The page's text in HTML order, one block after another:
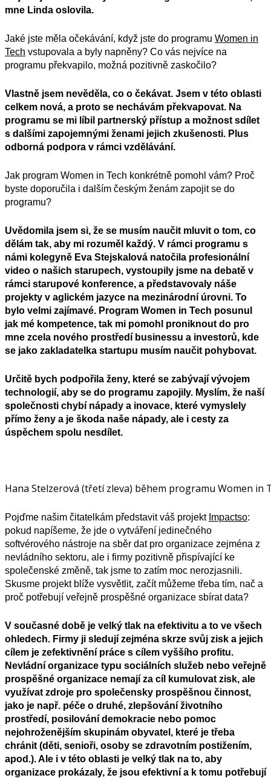
mne Linda oslovila.
Jaké jste měla očekávání, když jste do programu Women in
Tech vstupovala a byly napněny? Co vás nejvíce na
programu překvapilo, možná pozitivně zaskočilo?
Vlastně jsem nevěděla, co o čekávat. Jsem v této oblasti
celkem nová, a proto se nechávám překvapovat. Na
programu se mi líbil partnerský přístup a možnost sdílet
s dalšími zapojemnými ženami jejich zkušenosti. Plus
odborná podpora v rámci vzdělávání.
Jak program Women in Tech konkrétně pomohl vám? Proč
byste doporučila i dalším českým ženám zapojit se do
programu?
Uvědomila jsem si, že se musím naučit mluvit o tom, co
dělám tak, aby mi rozuměl každý. V rámci programu s
námi kolegyně Eva Stejskalová natočila profesionální
video o našich starupech, vystoupily jsme na debatě v
rámci starupové konference, a představovaly náše
projekty v aglickém jazyce na mezinárodní úrovni. To
bylo velmi zajímavé. Program Women in Tech posunul
jak mé kompetence, tak mi pomohl proniknout do pro
mne zcela nového prostředí businessu a investorů, kde
se jako zakladatelka startupu musím naučit pohybovat.
Určitě bych podpořila ženy, které se zabývají vývojem
technologií, aby se do programu zapojily. Myslím, že naší
společnosti chybí nápady a inovace, které vymyslely
přímo ženy a je škoda naše nápady, ale i cesty za
úspěchem spolu nesdílet.
Hana Stelzerová (třetí zleva) během programu Women in
Pojďme našim čitatelkám představit váš projekt Impactso:
pokud napíšeme, že jde o vytváření jedinečného
softvérového nástroje na sběr dat pro organizace zejména z
nevládního sektoru, ale i firmy pozitivně přispívající ke
společenské změně, tak jsme to zatím moc nerozjasnili.
Skusme projekt blíže vysvětlit, začít můžeme třeba tím, nač a
proč potřebují veřejně prospěšné organizace sbírat data?
V současné době je velký tlak na efektivitu a to ve všech
ohledech. Firmy ji sledují zejména skrze svůj zisk a jejich
cílem je zefektivnění práce s cílem vyššího profitu.
Nevládní organizace typu sociálních služeb nebo veřejně
prospěšné organizace nemají za cíl kumulovat zisk, ale
využívat zdroje pro společensky prospěšnou činnost,
jako je např. péče o druhé, zlepšování životního
prostředí, posilování demokracie nebo pomoc
nejohroženějším skupinám obyvatel, které je třeba
chránit (děti, senioři, osoby se zdravotním postižením,
apod.). Ale i v této oblasti je velký tlak na to, aby
organizace prokázaly, že jsou efektivní a k tomu potřebují